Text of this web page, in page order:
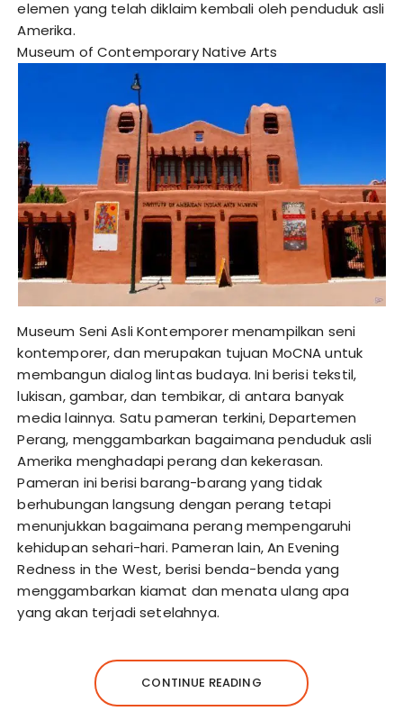
elemen yang telah diklaim kembali oleh penduduk asli
Amerika.
Museum of Contemporary Native Arts
Museum Seni Asli Kontemporer menampilkan seni
kontemporer, dan merupakan tujuan MoCNA untuk
membangun dialog lintas budaya. Ini berisi tekstil,
lukisan, gambar, dan tembikar, di antara banyak
media lainnya. Satu pameran terkini, Departemen
Perang, menggambarkan bagaimana penduduk asli
Amerika menghadapi perang dan kekerasan.
Pameran ini berisi barang-barang yang tidak
berhubungan langsung dengan perang tetapi
menunjukkan bagaimana perang mempengaruhi
kehidupan sehari-hari. Pameran lain, An Evening
Redness in the West, berisi benda-benda yang
menggambarkan kiamat dan menata ulang apa
yang akan terjadi setelahnya.
CONTINUE READING